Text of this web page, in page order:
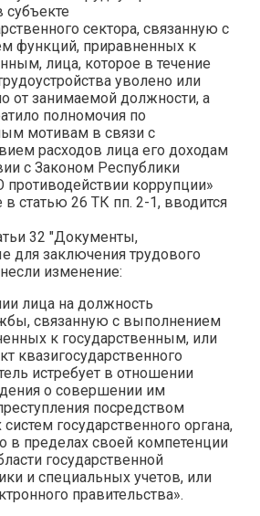
сектора, связанную с
функций, приравненных к
лица, которое в течение
уволено или
от занимаемой должности, а
полномочия по
мотивам в связи с
расходов лица его доходам
с Законом Республики
противодействии коррупции»
статью 26 ТК пп. 2-1, вводится
32 "Документы,
для заключения трудового
изменение:
лица на должность
связанную с выполнением
к государственным, или
квазигосударственного
истребует в отношении
о совершении им
посредством
государственного органа,
в пределах своей компетенции
государственной
и специальных учетов, или
правительства».